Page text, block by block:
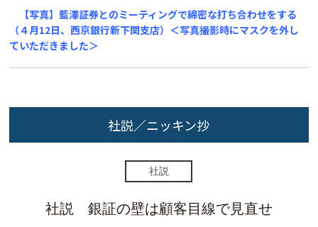
【写真】藍澤証券とのミーティングで綿密な打ち合わせをする
（４月12日、西京銀行新下関支店）＜写真撮影時にマスクを外し
ていただきました＞
社説／ニッキン抄
社説
社説 銀証の壁は顧客目線で見直せ